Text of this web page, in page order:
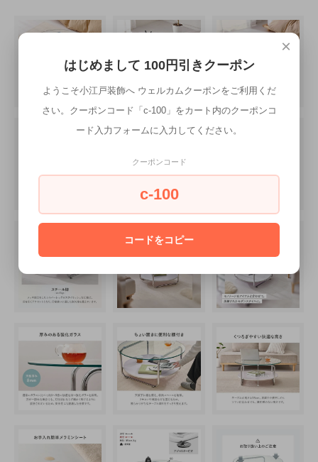
×
はじめまして 100円引きクーポン
ようこそ小江戸装飾へ ウェルカムクーポンをご利用くだ
さい。クーポンコード「c-100」をカート内のクーポンコ
ード入力フォームに入力してください。
クーポンコード
c-100
コードをコピー